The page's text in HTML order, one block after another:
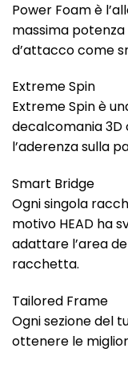
Power Foam è
massima
d’attacco come
Extreme Spin
Extreme Spin è
decalcomania 3D
l’aderenza sulla
Smart Bridge
Ogni singola
motivo HEAD ha
adattare l’area
racchetta.
Tailored Frame
Ogni sezione del
ottenere le